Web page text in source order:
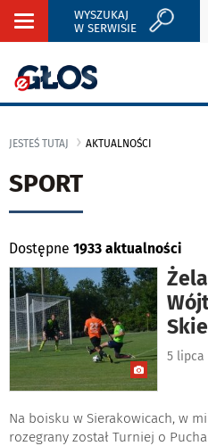
Rozwiń
WYSZUKAJ
W SERWISIE
JESTEŚ TUTAJ AKTUALNOŚCI
SPORT
Dostępne 1933 aktualności
5 lipca
Na boisku w Sierakowicach, w
rozegrany został Turniej o